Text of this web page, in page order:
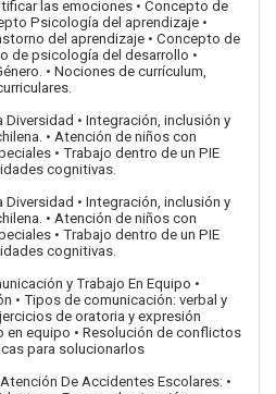
las emociones • Concepto de
Psicología del aprendizaje •
del aprendizaje • Concepto de
de psicología del desarrollo •
• Nociones de currículum,
Diversidad • Integración, inclusión y
• Atención de niños con
• Trabajo dentro de un PIE
cognitivas.
Diversidad • Integración, inclusión y
• Atención de niños con
• Trabajo dentro de un PIE
cognitivas.
y Trabajo En Equipo •
• Tipos de comunicación: verbal y
de oratoria y expresión
en equipo • Resolución de conflictos
para solucionarlos
De Accidentes Escolares: •